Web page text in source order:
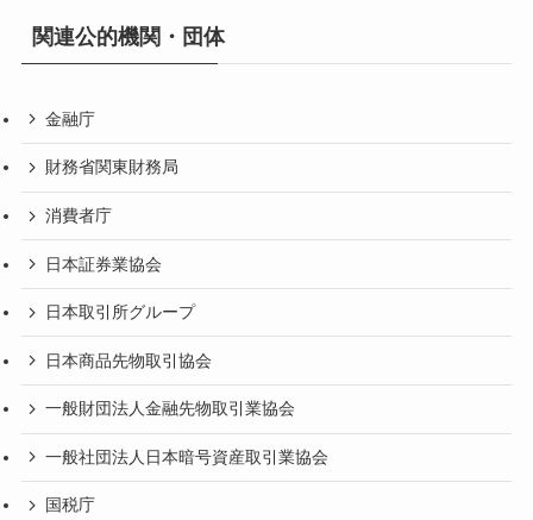
関連公的機関・団体
金融庁
財務省関東財務局
消費者庁
日本証券業協会
日本取引所グループ
日本商品先物取引協会
一般財団法人金融先物取引業協会
一般社団法人日本暗号資産取引業協会
国税庁